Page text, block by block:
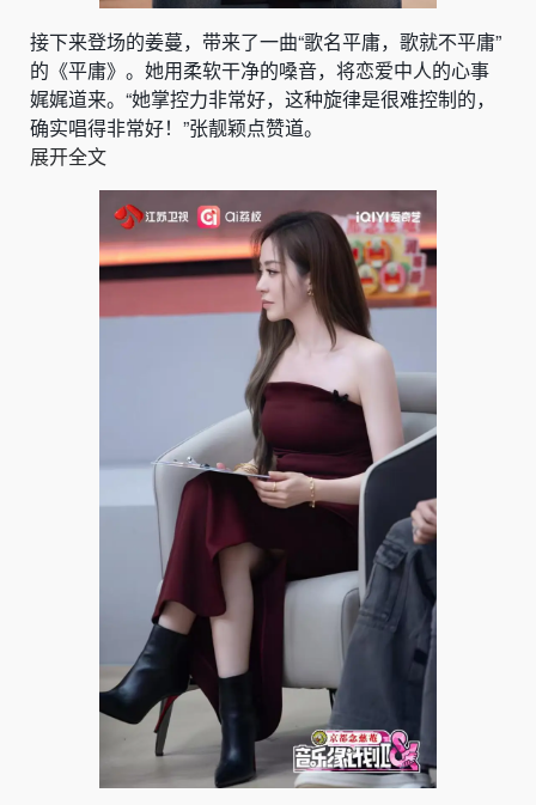
接下来登场的姜蔓，带来了一曲“歌名平庸，歌就不平庸”
的《平庸》。她用柔软干净的嗓音，将恋爱中人的心事
娓娓道来。“她掌控力非常好，这种旋律是很难控制的，
确实唱得非常好！”张靓颖点赞道。
展开全文